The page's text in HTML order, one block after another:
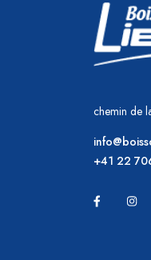
chemin de
+41 22